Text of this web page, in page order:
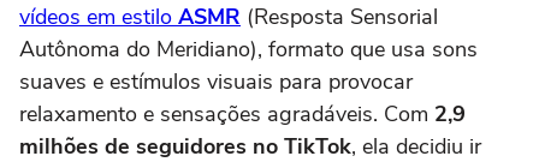
vídeos em estilo ASMR (Resposta Sensorial
Autônoma do Meridiano), formato que usa sons
suaves e estímulos visuais para provocar
relaxamento e sensações agradáveis. Com 2,9
milhões de seguidores no TikTok, ela decidiu ir